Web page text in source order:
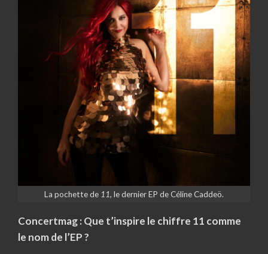
La pochette de 11, le dernier EP de CélineCaddeö.
Concertmag : Que t’inspire le chiffre 11 comme
le nom de l’EP ?